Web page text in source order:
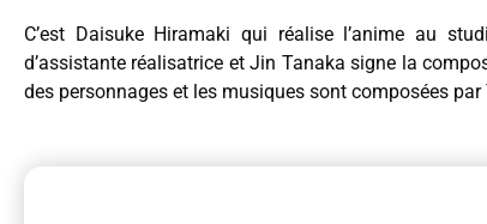
C’est Daisuke Hiramaki qui réalise l’anime au
d’assistante réalisatrice et Jin Tanaka signe la
des personnages et les musiques sont composées par